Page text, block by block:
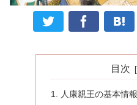
目次
人康親王の基本情報